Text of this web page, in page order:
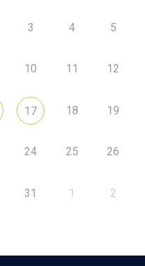
3 4 5
10 11 12
17 18 19
24 25 26
31 1 2